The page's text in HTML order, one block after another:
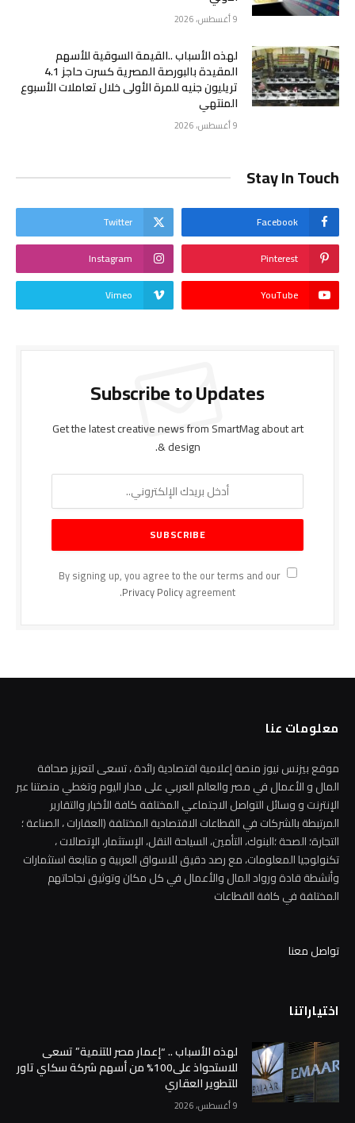
9 أغسطس، 2026
لهذه الأسباب ..القيمة السوقية للأسهم
المقيدة بالبورصة المصرية كسرت حاجز 4.1
تريليون جنيه للمرة الأولى خلال تعاملات الأسبوع
المنتهي
9 أغسطس، 2026
Stay In Touch
Facebook
Twitter
Pinterest
Instagram
YouTube
Vimeo
Subscribe to Updates
Get the latest creative news from SmartMag about art
& design.
By signing up, you agree to the our terms and our
Privacy Policyagreement.
معلومات عنا
موقع بيزنس نيوز منصة إعلامية اقتصادية رائدة ، تسعى لتعزيز صحافة
المال و الأعمال في مصر والعالم العربي على مدار اليوم وتغطي منصتنا عبر
الإنترنت و وسائل التواصل الاجتماعي المختلفة كافة الأخبار والتقارير
المرتبطة بالشركات في القطاعات الاقتصادية المختلفة (العقارات ، الصناعة ؛
التجارة؛ الصحة ؛البنوك، التأمين، السياحة النقل، الإستثمار، الإتصالات ،
تكنولوجيا المعلومات، مع رصد دقيق للاسواق العربية و متابعة استثمارات
وأنشطة قادة ورواد المال والأعمال في كل مكان وتوثيق نجاحاتهم
المختلفة في كافة القطاعات
تواصل معنا
اختياراتنا
لهذه الأسباب .. “إعمار مصر للتنمية” تسعى
للاستحواذ على100% من أسهم شركة سكاي تاور
للتطوير العقاري
9 أغسطس، 2026